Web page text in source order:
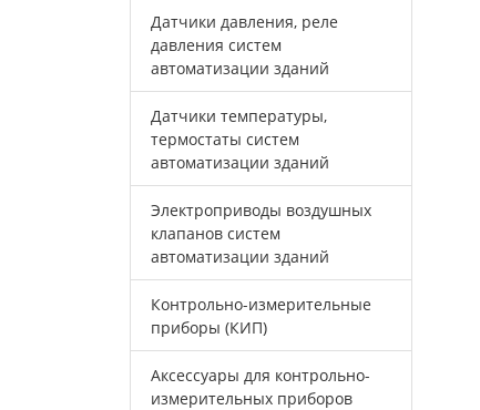
Датчики давления, реле
давления систем
автоматизации зданий
Датчики температуры,
термостаты систем
автоматизации зданий
Электроприводы воздушных
клапанов систем
автоматизации зданий
Контрольно-измерительные
приборы (КИП)
Аксессуары для контрольно-
измерительных приборов